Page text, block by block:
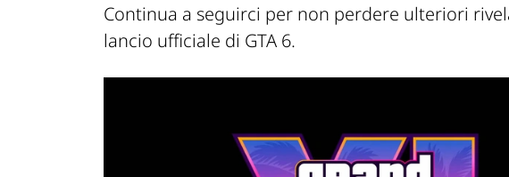
Continua a seguirci per non perdere ulteriori
lancio ufficiale di GTA 6.